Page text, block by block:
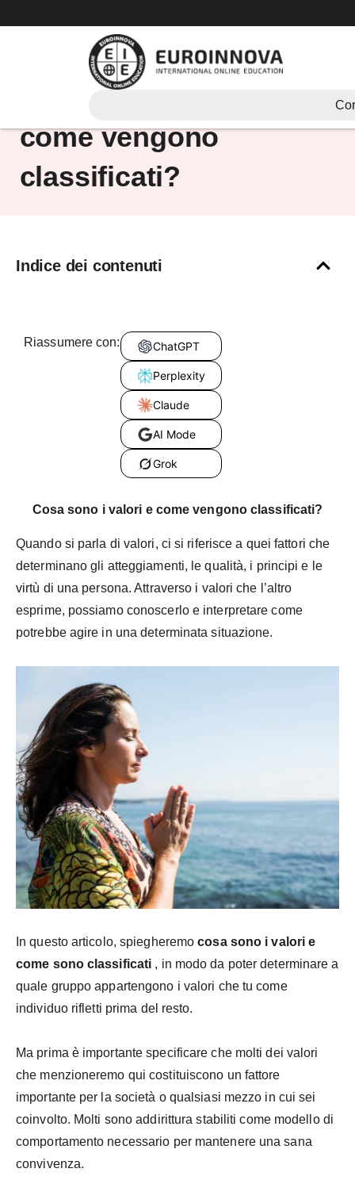
al
Cosa sono i valori e
come vengono
classificati?
Indice dei contenuti
Riassumere con: ChatGPT
Perplexity
Claude
AI Mode
Grok
Cosa sono i valori e come vengono classificati?
Quando si parla di valori, ci si riferisce a quei fattori che
determinano gli atteggiamenti, le qualità, i principi e le
virtù di una persona. Attraverso i valori che l’altro
esprime, possiamo conoscerlo e interpretare come
potrebbe agire in una determinata situazione.
In questo articolo, spiegheremocosa sono i valori e
come sono classificati , in modo da poter determinare a
quale gruppo appartengono i valori che tu come
individuo rifletti prima del resto.
Ma prima è importante specificare che molti dei valori
che menzioneremo qui costituiscono un fattore
importante per la società o qualsiasi mezzo in cui sei
coinvolto. Molti sono addirittura stabiliti come modello di
comportamento necessario per mantenere una sana
convivenza.